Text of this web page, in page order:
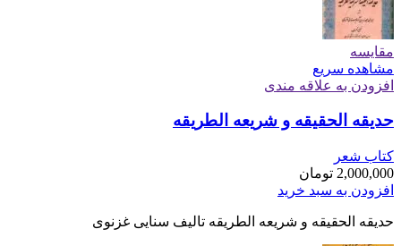
مقایسه
مشاهده سریع
افزودن به علاقه مندی
حدیقه الحقیقه و شریعه الطریقه
کتاب شعر
2,000,000 تومان
افزودن به سبد خرید
حدیقه الحقیقه و شریعه الطریقه تالیف سنایی غزنوی